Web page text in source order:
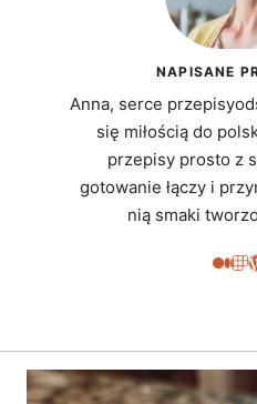
NAPISANE
Anna, serce
się miłością do
przepisy prosto z
gotowanie łączy i
nią smaki